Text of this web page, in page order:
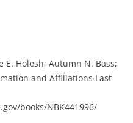
E. Holesh; Autumn N. Bass;
and Affiliations Last
books/NBK441996/